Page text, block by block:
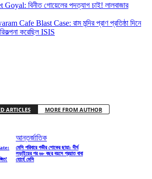
Goyal: বিনীত গোয়েলের পদত্যাগ চাই! লালবাজার
Cafe Blast Case: রাম মন্দির প্রাণ প্রতিষ্ঠা দিনে
করেছিল ISIS
ARTICLES MORE FROM AUTHOR
আন্তর্জাতিক
মেসি পরিবারে গভীর শোকের ছায়া: দীর্ঘ
লড়াইয়ের পর ৬৮ বছর বয়সে প্রয়াত বাবা
হোর্হে মেসি